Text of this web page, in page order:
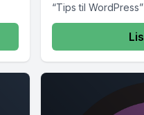
“Tips til